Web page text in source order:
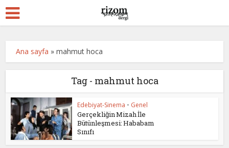
Ana sayfa »mahmut hoca
Tag - mahmut hoca
Edebiyat-Sinema • Genel
Gerçekliğin Mizah İle
Bütünleşmesi: Hababam
Sınıfı